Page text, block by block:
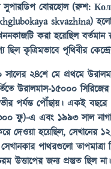
সুপারডিপ বোরহোল (রুশ:
skvazhina) হলো
করা হয়েছিল বর্তমান
ছিল কৃত্রিমভাবে পৃথিবীর
২৪শে মে প্রথমে
উরালমাস-১৫০০০
পর্যন্ত পৌঁছায়। একই বছরে
ফু)-এ এবং ১৯৯৩ সাল
দেওয়া হয়েছিল, সেখানের ১২
পাথরগুলো
উত্তাপের জন্য প্রস্তুত ছিল না।